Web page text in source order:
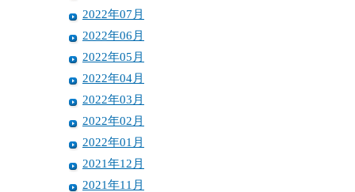
2022年07月
2022年06月
2022年05月
2022年04月
2022年03月
2022年02月
2022年01月
2021年12月
2021年11月